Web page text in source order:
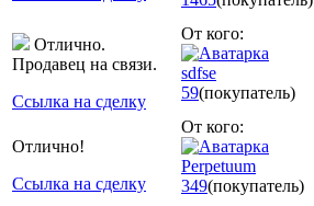
Отлично.
Продавец на связи.
Ссылка на сделку
От кого:
sdfse
59(покупатель)
Отлично!
Ссылка на сделку
От кого:
Perpetuum
349(покупатель)